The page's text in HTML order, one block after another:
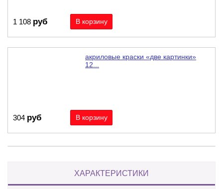
1 108 руб
акриловые краски «две картинки»
12...
304 руб
ХАРАКТЕРИСТИКИ